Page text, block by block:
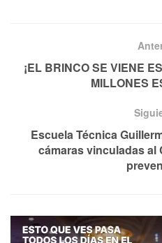
¡EL BRINCO SE VIENE
MILLONES
Escuela Técnica
cámaras vinculadas al